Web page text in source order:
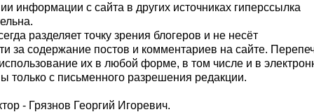
информации с сайта в других источниках гиперссылка
разделяет точку зрения блогеров и не несёт
за содержание постов и комментариев на сайте.
их в любой форме, в том числе и в
с письменного разрешения редакции.
- Грязнов Георгий Игоревич.